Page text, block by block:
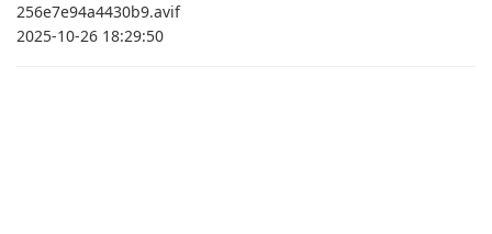
256e7e94a4430b9.avif
2025-10-26 18:29:50